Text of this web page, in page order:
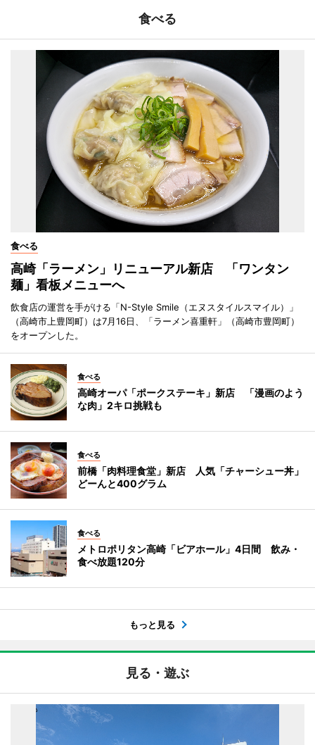
食べる
食べる
高崎「ラーメン」リニューアル新店 「ワンタン
麺」看板メニューへ
飲食店の運営を手がける「N-Style Smile（エヌスタイルスマイル）」
（高崎市上豊岡町）は7月16日、「ラーメン喜重軒」（高崎市豊岡町）
をオープンした。
食べる
高崎オーパ「ポークステーキ」新店 「漫画のよう
な肉」2キロ挑戦も
食べる
前橋「肉料理食堂」新店 人気「チャーシュー丼」
どーんと400グラム
食べる
メトロポリタン高崎「ビアホール」4日間 飲み・
食べ放題120分
もっと見る
見る・遊ぶ